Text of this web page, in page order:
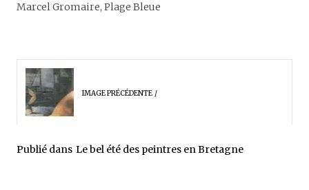
Marcel Gromaire, Plage Bleue
IMAGE PRÉCÉDENTE
Publié dans Le bel été des peintres en Bretagne